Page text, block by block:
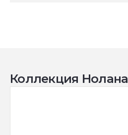
Коллекция Нолана